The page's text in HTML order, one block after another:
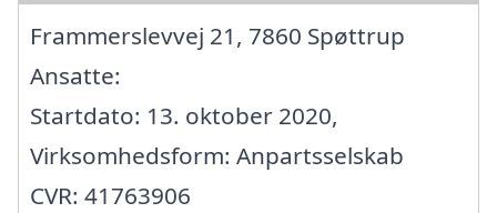
Frammerslevvej 21, 7860 Spøttrup
Ansatte:
Startdato: 13. oktober 2020,
Virksomhedsform: Anpartsselskab
CVR: 41763906